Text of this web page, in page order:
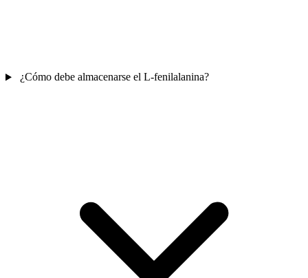
¿Cómo debe almacenarse el L-fenilalanina?